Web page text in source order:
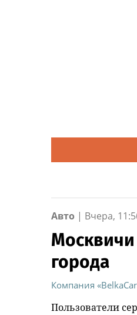
Авто | Вчера,
Москвичи
города
Компания
Пользователи